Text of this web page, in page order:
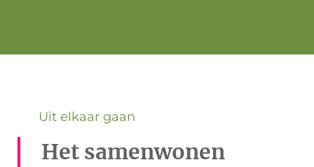
Uit elkaar gaan
Het samenwonen